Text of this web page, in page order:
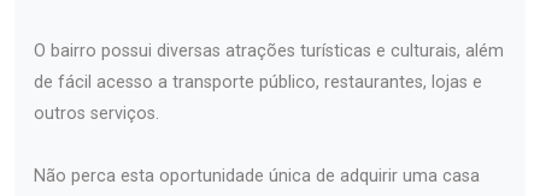
O bairro possui diversas atrações turísticas e culturais, além
de fácil acesso a transporte público, restaurantes, lojas e
outros serviços.
Não perca esta oportunidade única de adquirir uma casa